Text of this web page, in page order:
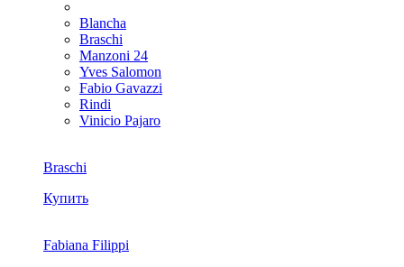
Blancha
Braschi
Manzoni 24
Yves Salomon
Fabio Gavazzi
Rindi
Vinicio Pajaro
Braschi
Купить
Fabiana Filippi